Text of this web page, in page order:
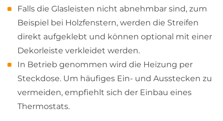
Falls die Glasleisten nicht abnehmbar sind, zum
Beispiel bei Holzfenstern, werden die Streifen
direkt aufgeklebt und können optional mit einer
Dekorleiste verkleidet werden.
In Betrieb genommen wird die Heizung per
Steckdose. Um häufiges Ein- und Ausstecken zu
vermeiden, empfiehlt sich der Einbau eines
Thermostats.